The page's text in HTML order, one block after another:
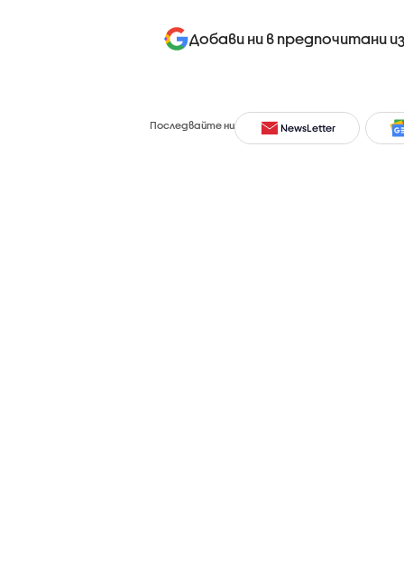
Добави ни в предпочитани
Последвайте ни NewsLetter